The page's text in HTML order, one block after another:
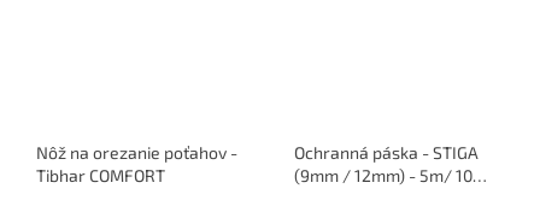
Nôž na orezanie poťahov -
Tibhar COMFORT
Ochranná páska - STIGA
(9mm / 12mm) - 5m/ 10